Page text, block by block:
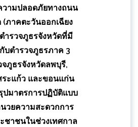
วามปลอดภัยทางถนน
ภาคตะวันออกเฉียง
ำรวจภูธรจังหวัดที่มี
บตำรวจภูธรภาค 3
ภูธรจังหวัดลพบุรี,
ระแก้ว และขอนแก่น
ปมาตรการปฏิบัติแบบ
วยความสะดวกการ
ชาชนในช่วงเทศกาล